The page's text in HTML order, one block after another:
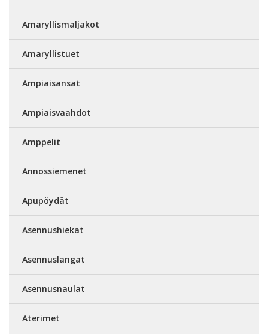
Amaryllismaljakot
Amaryllistuet
Ampiaisansat
Ampiaisvaahdot
Amppelit
Annossiemenet
Apupöydät
Asennushiekat
Asennuslangat
Asennusnaulat
Aterimet